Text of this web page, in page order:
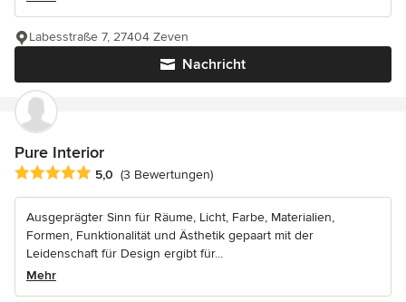
Nachricht
Labesstraße 7, 27404 Zeven
Pure Interior
Durchschnittliche Bewertung: 5 von 5 Sternen
5,0 (3 Bewertungen)
Ausgeprägter Sinn für Räume, Licht, Farbe, Materialien,
Formen, Funktionalität und Ästhetik gepaart mit der
Leidenschaft für Design ergibt für...
Mehr